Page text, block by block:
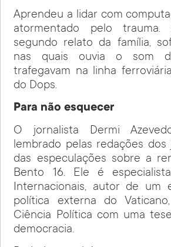
Aprendeu a lidar com
atormentado pelo trauma.
segundo relato da família,
nas quais ouvia o som
trafegavam na linha
do Dops.
Para não esquecer
O jornalista Dermi
lembrado pelas redações dos
das especulações sobre a
Bento 16. Ele é
Internacionais, autor de um
política externa do
Ciência Política com uma
democracia.